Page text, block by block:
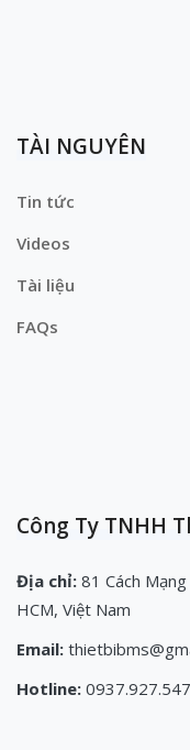
TÀI NGUYÊN
Tin tức
Videos
Tài liệu
FAQs
Công Ty TNHH
Địa chỉ: 81 Cách
HCM, Việt Nam
Email:
Hotline: 0937.927.547